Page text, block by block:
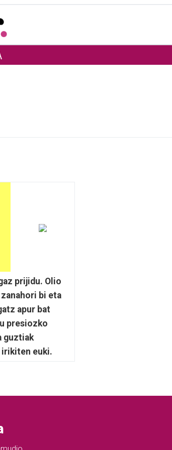
prijidu. Olio
bi eta
apur bat
presiozko
guztiak
irikiten euki.